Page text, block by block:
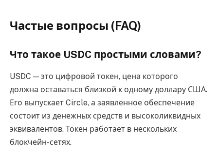
Частые вопросы (FAQ)
Что такое USDC простыми словами?
USDC — это цифровой токен, цена которого
должна оставаться близкой к одному доллару США.
Его выпускает Circle, а заявленное обеспечение
состоит из денежных средств и высоколиквидных
эквивалентов. Токен работает в нескольких
блокчейн-сетях.